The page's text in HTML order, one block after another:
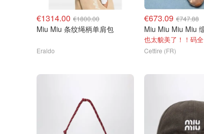
€1314.00 €1800.00
Miu Miu 条纹绳柄单肩包
Eraldo
€673.09 €747.88
也太貌美了！！码全
Cettire (FR)